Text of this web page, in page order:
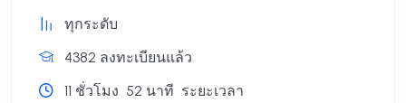
ทุกระดับ
4382 ลงทะเบียนแล้ว
11 ชั่วโมง 52 นาที ระยะเวลา